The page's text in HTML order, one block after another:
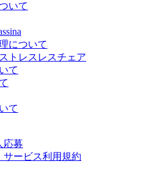
いて
について
トレスレスチェア
て
て
応募
ービス利用規約